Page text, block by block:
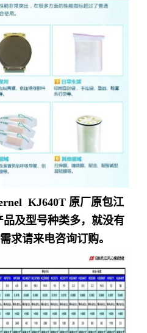
KJ640T 原厂原包江
及型号种类多，就没有
求请来电咨询订购。